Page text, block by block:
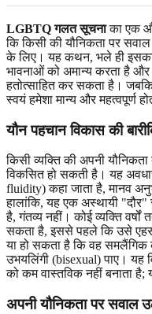
LGBTQ गलत सूचनाका एक और
कि किसी की यौनिकता पर
के लिए। यह कथन, भले ही इसका
भावनाओं को अमान्य करता है
हतोत्साहित कर सकता है।
स्वयं हमेशा मान्य और महत्वपूर्ण
यौन पहचान विकास की
किसी व्यक्ति की अपनी
विकसित हो सकती है। यह
fluidity) कहा जाता है, मानव
हालांकि, यह एक अस्थायी
है, गंतव्य नहीं। कोई व्यक्ति
सकता है, इससे पहले कि उसे
या हो सकता है कि वह
उभयलिंगी (bisexual) पाए। यह
को कम वास्तविक नहीं बनाता है;
अपनी यौनिकता पर सवाल